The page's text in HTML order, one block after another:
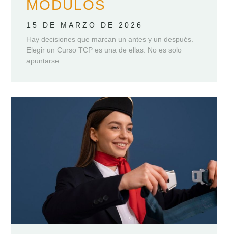
MÓDULOS
15 DE MARZO DE 2026
Hay decisiones que marcan un antes y un después.
Elegir un Curso TCP es una de ellas. No es solo
apuntarse...